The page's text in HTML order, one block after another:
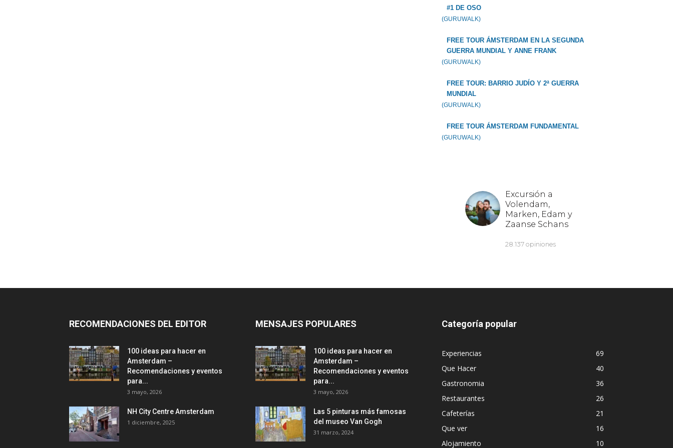
#1 DE OSO
(GURUWALK)
FREE TOUR ÁMSTERDAM EN LA SEGUNDA
GUERRA MUNDIAL Y ANNE FRANK
(GURUWALK)
FREE TOUR: BARRIO JUDÍO Y 2ª GUERRA
MUNDIAL
(GURUWALK)
FREE TOUR ÁMSTERDAM FUNDAMENTAL
(GURUWALK)
RECOMENDACIONES DEL EDITOR
100 ideas para hacer en
Amsterdam –
Recomendaciones y eventos
para...
3 mayo, 2026
NH City Centre Amsterdam
1 diciembre, 2025
MENSAJES POPULARES
100 ideas para hacer en
Amsterdam –
Recomendaciones y eventos
para...
3 mayo, 2026
Las 5 pinturas más famosas
del museo Van Gogh
31 marzo, 2024
Categoría popular
Experiencias
69
Que Hacer
40
Gastronomia
36
Restaurantes
26
Cafeterías
21
Que ver
16
Alojamiento
10